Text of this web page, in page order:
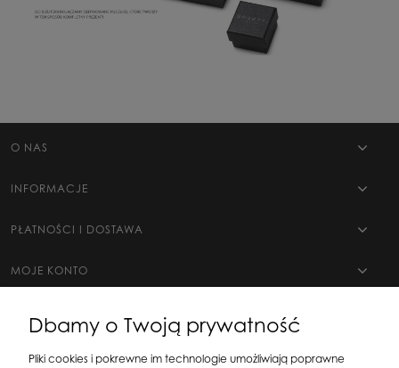
O NAS
INFORMACJE
PŁATNOŚCI I DOSTAWA
MOJE KONTO
Dbamy o Twoją prywatność
Pliki cookies i pokrewne im technologie umożliwiają poprawne